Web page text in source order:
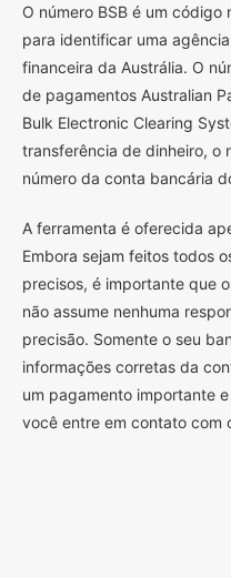
O número BSB é um
para identificar uma
financeira da Austrália. O
de pagamentos Australian
Bulk Electronic Clearing
transferência de dinheiro, o
número da conta bancária
A ferramenta é oferecida
Embora sejam feitos todos
precisos, é importante que
não assume nenhuma
precisão. Somente o seu
informações corretas da
um pagamento importante
você entre em contato com